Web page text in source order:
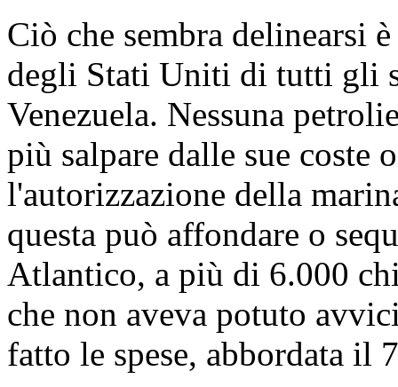
Ciò che sembra delinearsi
degli Stati Uniti di tutti gli
Venezuela. Nessuna
più salpare dalle sue coste
l'autorizzazione della
questa può affondare o
Atlantico, a più di 6.000
che non aveva potuto
fatto le spese, abbordata il